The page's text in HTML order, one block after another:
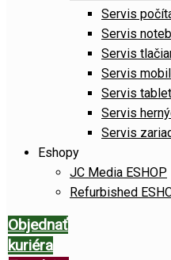
Servis
Servis
Servis
Servis
Servis
Servis
Servis
Eshopy
JC Media ESHOP
Refurbished
Objednať
kuriéra